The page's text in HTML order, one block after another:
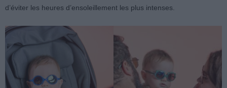
d’éviter les heures d’ensoleillement les plus intenses.